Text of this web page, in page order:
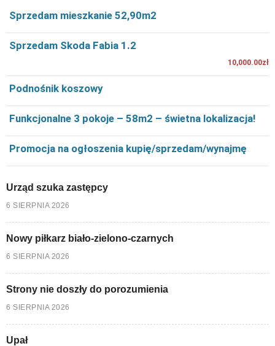
Sprzedam mieszkanie 52,90m2
Sprzedam Skoda Fabia 1.2
10,000.00zł
Podnośnik koszowy
Funkcjonalne 3 pokoje – 58m2 – świetna lokalizacja!
Promocja na ogłoszenia kupię/sprzedam/wynajmę
Urząd szuka zastępcy
6 SIERPNIA 2026
Nowy piłkarz biało-zielono-czarnych
6 SIERPNIA 2026
Strony nie doszły do porozumienia
6 SIERPNIA 2026
Upał